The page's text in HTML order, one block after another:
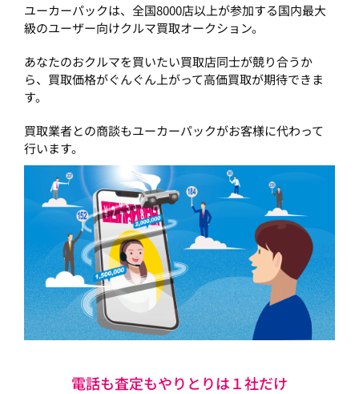
ユーカーパックは、全国8000店以上が参加する国内最大
級のユーザー向けクルマ買取オークション。
あなたのおクルマを買いたい買取店同士が競り合うか
ら、買取価格がぐんぐん上がって高価買取が期待できま
す。
買取業者との商談もユーカーパックがお客様に代わって
行います。
電話も査定もやりとりは１社だけ